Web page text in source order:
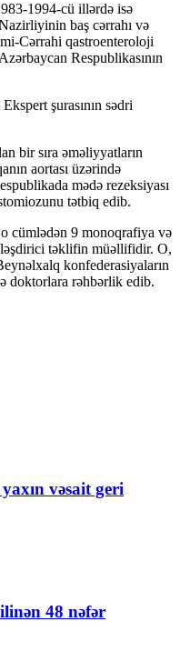
1994-cü illərdə isə
baş cərrahı və
Cərrahi qastroenteroloji
Respublikasının
şurasının sədri
bir sıra əməliyyatların
aortası üzərində
mədə rezeksiyası
tətbiq edib.
cümlədən 9 monoqrafiya və
təklifin müəllifidir. O,
konfederasiyaların
doktorlara rəhbərlik edib.
vəsait geri
48 nəfər